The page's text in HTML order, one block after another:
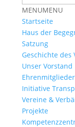
MENUMENU
Startseite
Haus der
Satzung
Geschichte des
Unser Vorstand
Ehrenmitglieder
Initiative
Vereine &
Projekte